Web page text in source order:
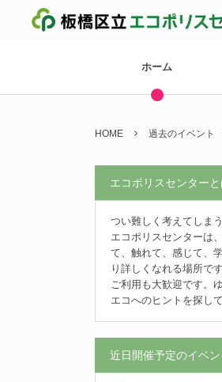
ホーム
HOME 過去のイベント
エコポリスセンターと
つい難しく考えてしま
エコポリスセンターは
て、触れて、感じて、
り詳しくなれる場所で
ご利用も大歓迎です。
エコへのヒントを探し
近日開催予定のイベン